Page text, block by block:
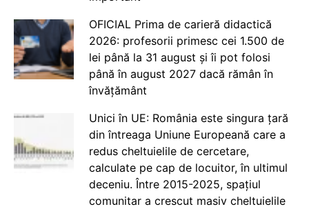
OFICIAL Prima de carieră didactică
2026: profesorii primesc cei 1.500 de
lei până la 31 august și îi pot folosi
până în august 2027 dacă rămân în
învățământ
Unici în UE: România este singura țară
din întreaga Uniune Europeană care a
redus cheltuielile de cercetare,
calculate pe cap de locuitor, în ultimul
deceniu. Între 2015-2025, spațiul
comunitar a crescut masiv cheltuielile